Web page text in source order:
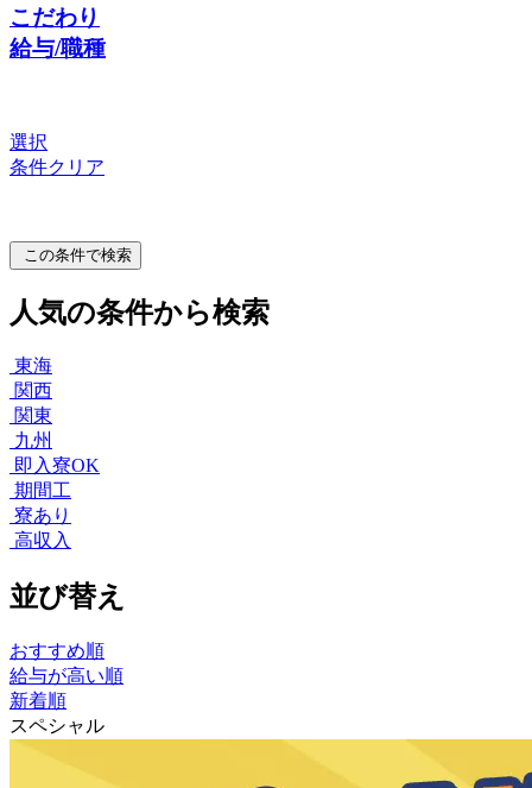
こだわり
給与/職種
選択
条件クリア
この条件で検索
人気の条件から検索
東海
関西
関東
九州
即入寮OK
期間工
寮あり
高収入
並び替え
おすすめ順
給与が高い順
新着順
スペシャル